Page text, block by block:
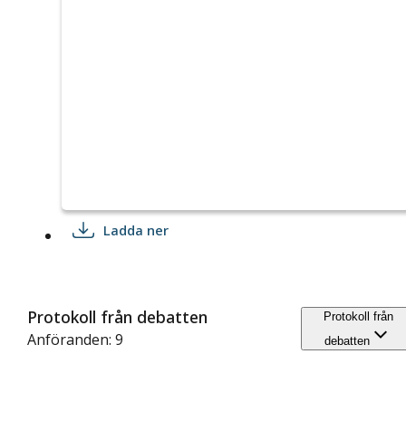
Ladda ner
Protokoll från debatten
Anföranden: 9
Protokoll från
debatten